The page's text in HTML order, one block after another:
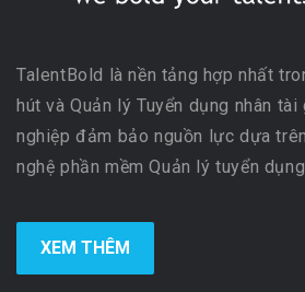
TalentBold là nền tảng hợp nhất
hút và Quản lý Tuyển dụng nhân tài
nghiệp đảm bảo nguồn lực dựa
nghệ phần mềm Quản lý tuyển dụng
XEM THÊM